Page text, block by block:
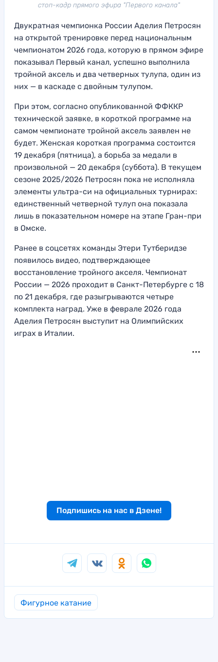
стоп-кадр прямого эфира "Первого канала"
Двукратная чемпионка России Аделия Петросян
на открытой тренировке перед национальным
чемпионатом 2026 года, которую в прямом эфире
показывал Первый канал, успешно выполнила
тройной аксель и два четверных тулупа, один из
них — в каскаде с двойным тулупом.
При этом, согласно опубликованной ФФККР
технической заявке, в короткой программе на
самом чемпионате тройной аксель заявлен не
будет. Женская короткая программа состоится
19 декабря (пятница), а борьба за медали в
произвольной — 20 декабря (суббота). В текущем
сезоне 2025/2026 Петросян пока не исполняла
элементы ультра-си на официальных турнирах:
единственный четверной тулуп она показала
лишь в показательном номере на этапе Гран-при
в Омске.
Ранее в соцсетях команды Этери Тутберидзе
появилось видео, подтверждающее
восстановление тройного акселя. Чемпионат
России — 2026 проходит в Санкт-Петербурге с 18
по 21 декабря, где разыгрываются четыре
комплекта наград. Уже в феврале 2026 года
Аделия Петросян выступит на Олимпийских
играх в Италии.
Подпишись на нас в Дзене!
Фигурное катание